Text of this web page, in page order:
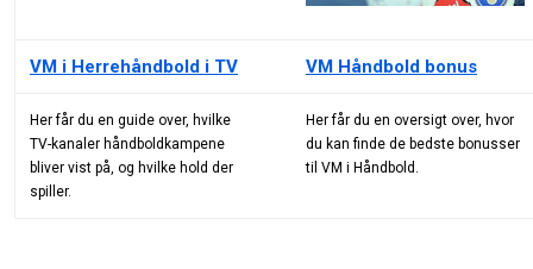
VM i Herrehåndbold i TV VM Håndbold bonus
Her får du en guide over, hvilke
TV-kanaler håndboldkampene
bliver vist på, og hvilke hold der
spiller.
Her får du en oversigt over, hvor
du kan finde de bedste bonusser
til VM i Håndbold.